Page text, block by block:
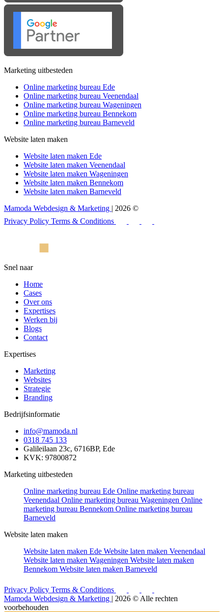
Marketing uitbesteden
Online marketing bureau Ede
Online marketing bureau Veenendaal
Online marketing bureau Wageningen
Online marketing bureau Bennekom
Online marketing bureau Barneveld
Website laten maken
Website laten maken Ede
Website laten maken Veenendaal
Website laten maken Wageningen
Website laten maken Bennekom
Website laten maken Barneveld
Mamoda Webdesign & Marketing | 2026 ©
Privacy Policy Terms & Conditions
Snel naar
Home
Cases
Over ons
Expertises
Werken bij
Blogs
Contact
Expertises
Marketing
Websites
Strategie
Branding
Bedrijfsinformatie
info@mamoda.nl
0318 745 133
Galileilaan 23c, 6716BP, Ede
KVK: 97800872
Marketing uitbesteden
Online marketing bureau Ede Online marketing bureau
Veenendaal Online marketing bureau Wageningen Online
marketing bureau Bennekom Online marketing bureau
Barneveld
Website laten maken
Website laten maken Ede Website laten maken Veenendaal
Website laten maken Wageningen Website laten maken
Bennekom Website laten maken Barneveld
Privacy Policy Terms & Conditions
Mamoda Webdesign & Marketing | 2026 © Alle rechten
voorbehouden